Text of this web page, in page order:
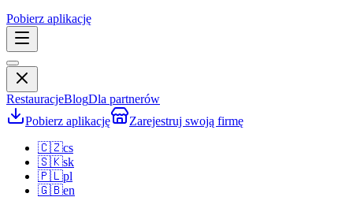
Pobierz aplikację
RestauracjeBlogDla partnerów
Pobierz aplikację
Zarejestruj swoją firmę
🇨🇿cs
🇸🇰sk
🇵🇱pl
🇬🇧en